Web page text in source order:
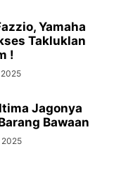
Yamaha
Takluklan
!
Jagonya
Bawaan
2025